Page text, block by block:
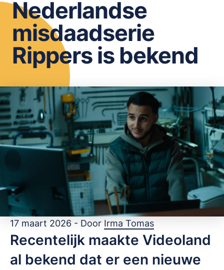
OPSLAAN
Nederlandse
misdaadserie
Rippers is bekend
17 maart 2026 - Door Irma Tomas
Recentelijk maakte Videoland
al bekend dat er een nieuwe